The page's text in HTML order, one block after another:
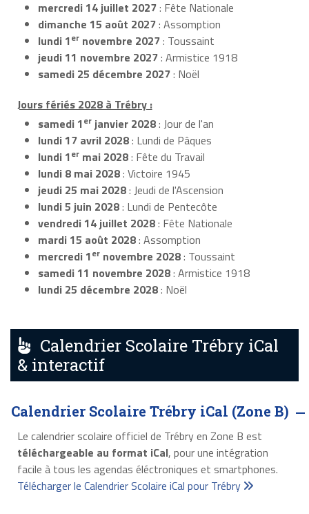
mercredi 14 juillet 2027: Fête Nationale
dimanche 15 août 2027: Assomption
lundi 1er novembre 2027: Toussaint
jeudi 11 novembre 2027: Armistice 1918
samedi 25 décembre 2027: Noël
Jours fériés 2028 à Trébry :
samedi 1er janvier 2028: Jour de l'an
lundi 17 avril 2028: Lundi de Pâques
lundi 1er mai 2028: Fête du Travail
lundi 8 mai 2028: Victoire 1945
jeudi 25 mai 2028: Jeudi de l'Ascension
lundi 5 juin 2028: Lundi de Pentecôte
vendredi 14 juillet 2028: Fête Nationale
mardi 15 août 2028: Assomption
mercredi 1er novembre 2028: Toussaint
samedi 11 novembre 2028: Armistice 1918
lundi 25 décembre 2028: Noël
Calendrier Scolaire Trébry iCal
& interactif
Calendrier Scolaire Trébry iCal (Zone B)
Le calendrier scolaire officiel de Trébry en Zone B est
téléchargeable au format iCal, pour une intégration
facile à tous les agendas éléctroniques et smartphones.
Télécharger le Calendrier Scolaire iCal pour Trébry